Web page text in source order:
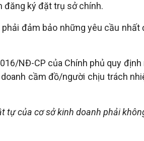
đăng ký đặt trụ sở chính.
đảm bảo những yêu cầu
NĐ-CP của Chính phủ quy
cầm đồ/người chịu trách
tự của cơ sở kinh doanh phải